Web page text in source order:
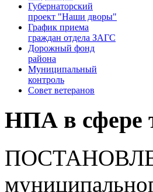
Губернаторский
проект "Наши дворы"
График приема
граждан отдела ЗАГС
Дорожный фонд
района
Муниципальный
контроль
Совет ветеранов
НПА в сфере